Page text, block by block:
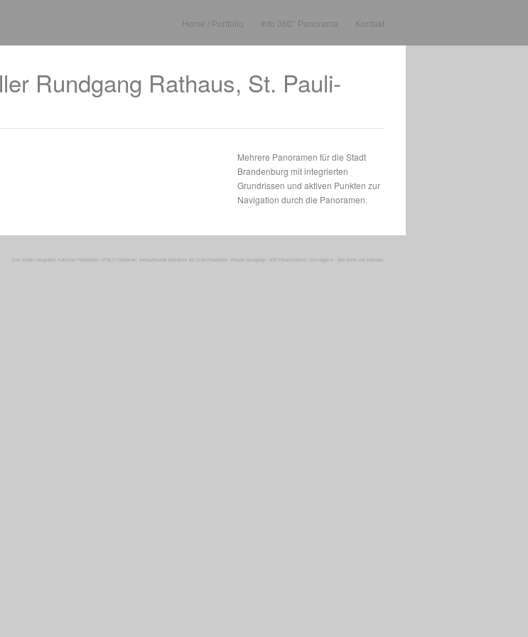
Home / Portfolio Info 360° Panorama Kontakt
Rundgang Rathaus, St. Pauli-
Mehrere Panoramen für die Stadt
Brandenburg mit integrierten
Grundrissen und aktiven Punkten zur
Navigation durch die Panoramen.
Sven Anders fotografiert Fullscreen Panoramen, HTML5 Panoramen, hochauflösende interaktive 360 Grad Panoramen Virtuelle Rundgänge, HDR Panoramafotos, CGImages in / über Berlin und anderswo.